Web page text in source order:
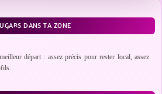
DANS TA ZONE
départ : assez précis pour rester local, assez